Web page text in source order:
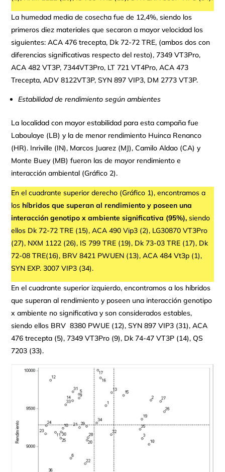
La humedad media de cosecha fue de 12,4%, siendo los
primeros diez materiales que secaron a mayor velocidad los
siguientes: ACA 476 trecepta, Dk 72-72 TRE, (ambos dos con
diferencias significativas respecto del resto), 7349 VT3Pro,
ACA 482 VT3P, 7344VT3Pro, LT 721 VT4Pro, ACA 473
Trecepta, ADV 8122VT3P, SYN 897 VIP3, DM 2773 VT3P.
Estabilidad de rendimiento según ambientes
La localidad con mayor estabilidad para esta campaña fue
Laboulaye (LB) y la de menor rendimiento Huinca Renanco
(HR). Inriville (IN), Marcos Juarez (MJ), Camilo Aldao (CA) y
Monte Buey (MB) fueron las de mayor rendimiento e
interacción ambiental (Gráfico 2).
En el cuadrante superior derecho (Gráfico 1), encontramos a
los híbridos que superan al rendimiento y poseen una
interacción genotipo x ambiente significativa (95%),siendo
ellos Dk 72-72 TRE (15), ACA 490 Vip3 (2), LG30870 VT3Pro
(27), NXM 1122 (26), IS 799 TRE (19), Dk 73-03 TRE (17), Dk
72-08 TRE(16), BRV 8421 PWUEN (13), ACA 484 Vt3p (1),
SYN EXP. 3007 VIP3 (34).
En el cuadrante superior izquierdo, encontramos a los híbridos
que superan al rendimiento y poseen una interacción genotipo
x ambiente no significativa y son considerados estables,
siendo ellos BRV 8380 PWUE (12), SYN 897 VIP3 (31), ACA
476 trecepta (5), 7349 VT3Pro (9), Dk 74-47 VT3P (14), QS
7203 (33).